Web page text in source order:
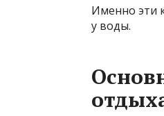
Именно эти
у воды.